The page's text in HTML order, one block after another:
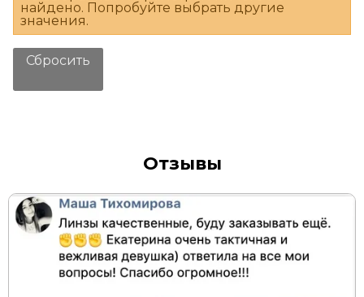
найдено. Попробуйте выбрать другие
значения.
Сбросить
Отзывы